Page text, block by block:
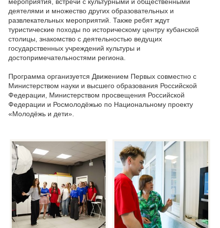
деятелями и множество других образовательных и
развлекательных мероприятий. Также ребят ждут
туристические походы по историческому центру кубанской
столицы, знакомство с деятельностью ведущих
государственных учреждений культуры и
достопримечательностями региона.
Программа организуется Движением Первых совместно с
Министерством науки и высшего образования Российской
Федерации, Министерством просвещения Российской
Федерации и Росмолодёжью по Национальному проекту
«Молодёжь и дети».